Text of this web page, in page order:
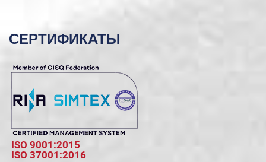
СЕРТИФИКАТЫ
ISO 9001:2015
ISO 37001:2016